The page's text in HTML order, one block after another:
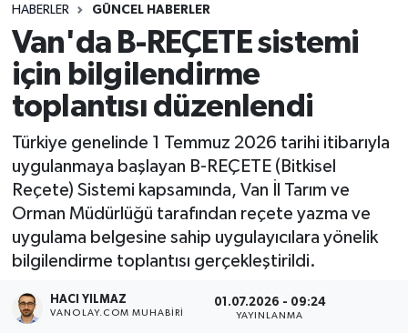
HABERLER GÜNCEL HABERLER
Van'da B-REÇETE sistemi
için bilgilendirme
toplantısı düzenlendi
Türkiye genelinde 1 Temmuz 2026 tarihi itibarıyla
uygulanmaya başlayan B-REÇETE (Bitkisel
Reçete) Sistemi kapsamında, Van İl Tarım ve
Orman Müdürlüğü tarafından reçete yazma ve
uygulama belgesine sahip uygulayıcılara yönelik
bilgilendirme toplantısı gerçekleştirildi.
HACI YILMAZ
VANOLAY.COM MUHABIRI
01.07.2026 - 09:24
YAYINLANMA
Siyaset
Ekonomi
Sağlık
Eğitim
Bilim & Teknoloji
Dünya
RESMİ İLANLAR
Van Namaz Vakitleri
Van Trafik Yoğunluk Haritası
Süper Lig Puan Durumu ve Fikstür
Tüm Manşetler
Son Dakika Haberleri
Haber Arşivi